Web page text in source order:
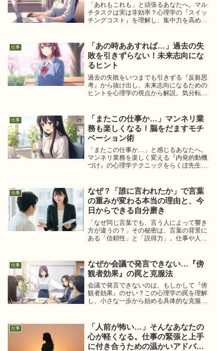
「あれもこれも」と頑張るあなたへ。マル
チタスクは実は非効率？心理学の『スイッ
チングコスト』を理解し、集中力を高めて
きる具体的な方法で、仕事もプライベート
も充実させましょう。
仕事
「あの時ああすれば…」過去の失
敗を引きずらない！未来志向にな
るヒント
過去の失敗をいつまでも引きずる『反芻思
考』から抜け出し、未来志向になるための
ヒントを心理学の視点から解説。気分転換
が優しくアドバイスします。
仕事
「またこの仕事か…」マンネリ業
務も楽しくなる！脳をだますモチ
ベーション術
「またこの仕事か…」と感じるあなたへ。
マンネリ業務を楽しく変える『内発的動機
づけ』の心理学テクニックをらくぼ先生が
にしませんか？
仕事
なぜ？「誰に言われたか」で言葉
の重みが変わる本当の理由と、今
日からできる自分磨き
「なぜ同じ言葉でも、言う人によって響き
方が違うの？」その秘密は、言葉の背景に
ある「信頼性」と「説得力」。仕事や人間
日からできることから始めて、もっと魅力
的な自分へ！
仕事
なぜか会議で発言できない…『傍
観者効果』の罠と克服法
会議で発言できないのは、もしかして『傍
観者効果』のせい？この心理学の罠を理解
し、小さな一歩から始める具体的な克服法
仕事
「人前が怖い…」そんなあなたの
心が軽くなる。仕事の緊張と上手
に付き合うための温かいアドバイ